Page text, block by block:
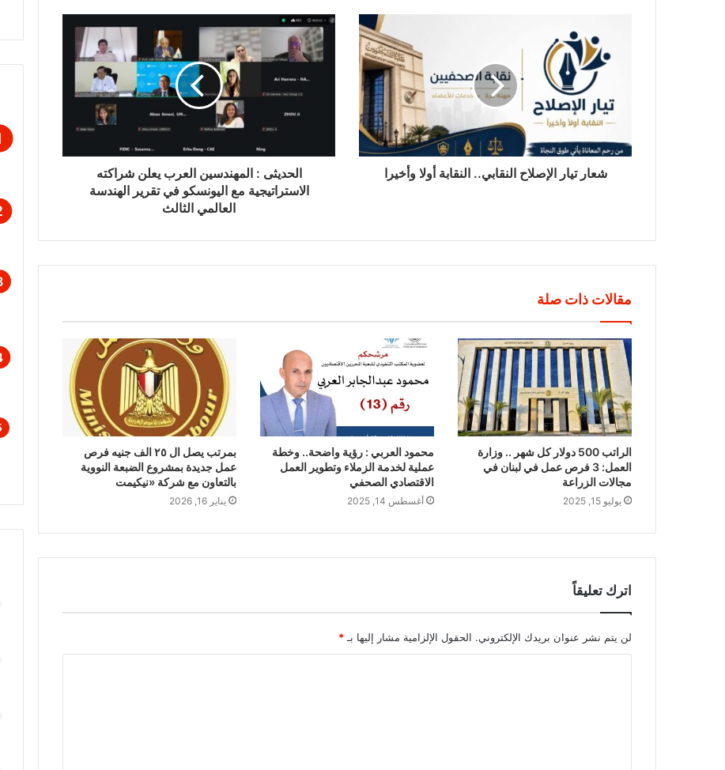
شعار تيار الإصلاح النقابي.. النقابة أولا وأخيرا
الحديثى : المهندسين العرب يعلن شراكته
الاستراتيجية مع اليونسكو في تقرير الهندسة
العالمي الثالث
مقالات ذات صلة
الراتب 500 دولار كل شهر .. وزارة
العمل: 3 فرص عمل في لبنان في
مجالات الزراعة
يوليو 15, 2025
محمود العربي : رؤية واضحة.. وخطة
عملية لخدمة الزملاء وتطوير العمل
الاقتصادي الصحفي
أغسطس 14, 2025
بمرتب يصل ال ٢٥ الف جنيه فرص
عمل جديدة بمشروع الضبعة النووية
بالتعاون مع شركة «نيكيمت
يناير 16, 2026
اترك تعليقاً
لن يتم نشر عنوان بريدك الإلكتروني. الحقول الإلزامية مشار إليها بـ*